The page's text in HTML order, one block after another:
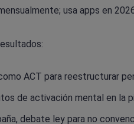
usa apps en
ACT para reestructurar
de activación mental en la
debate ley para no